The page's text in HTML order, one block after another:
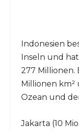
Indonesien
Inseln und
277 Millionen.
Millionen
Ozean und
Jakarta (10